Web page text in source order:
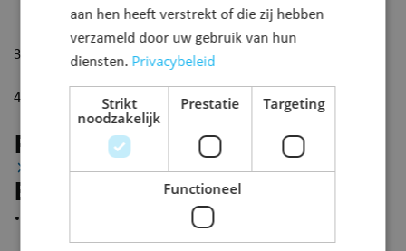
tegemoetkomingen samen met de voorwaarden en
procedures.
Indien nodig vullen wij samen met jou de (elektronisch)
Wij volgen je aanvraag verder op en zijn aanspreekpunt
voor alle betrokkenen.
Reglementen
Vlaamse Sociale Bescherming
Bijkomende informatie
beperkte financiële middelen (verkoop, schenkingen,
aan hen heeft verstrekt of die zij hebben
verzameld door uw gebruik van hun
diensten. Privacybeleid
Strikt
noodzakelijk
Prestatie Targeting
Functioneel